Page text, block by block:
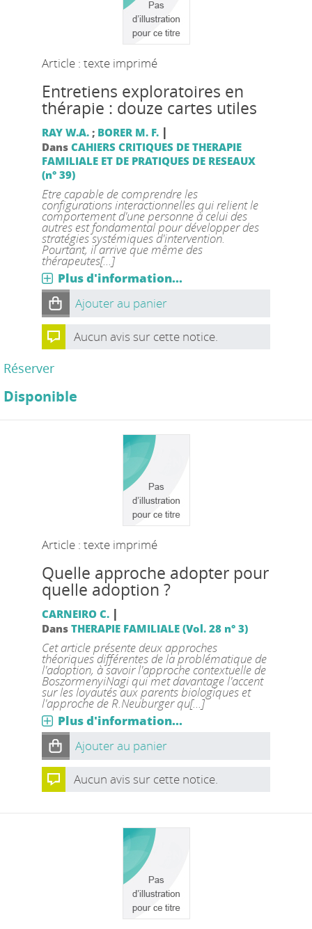
Article : texte imprimé
Entretiens exploratoires en
thérapie : douze cartes utiles
RAY W.A.; BORER M. F. |
Dans CAHIERS CRITIQUES DE THERAPIE
FAMILIALE ET DE PRATIQUES DE RESEAUX
(n° 39)
Etre capable de comprendre les
configurations interactionnelles qui relient le
comportement d'une personne à celui des
autres est fondamental pour développer des
stratégies systémiques d'intervention.
Pourtant, il arrive que même des
thérapeutes[...]
Plus d'information...
Ajouter au panier
Aucun avis sur cette notice.
Réserver
Disponible
Article : texte imprimé
Quelle approche adopter pour
quelle adoption ?
CARNEIRO C. |
Dans THERAPIE FAMILIALE (Vol. 28 n° 3)
Cet article présente deux approches
théoriques différentes de la problématique de
l'adoption, à savoir l'approche contextuelle de
BoszormenyiNagi qui met davantage l'accent
sur les loyautés aux parents biologiques et
l'approche de R.Neuburger qu[...]
Plus d'information...
Ajouter au panier
Aucun avis sur cette notice.